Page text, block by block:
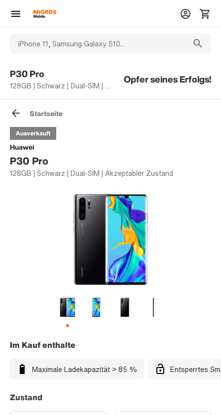
P30 Pro
128GB | Schwarz | Dual-SIM | Akzeptabler Zustand
Opfer seines Erfolgs!
Startseite
Huawei
P30 Pro
128GB | Schwarz | Dual-SIM | Akzeptabler Zustand
Ausverkauft
Im Kauf enthalte
Maximale Ladekapazität > 85 % Entsperrtes
Zustand